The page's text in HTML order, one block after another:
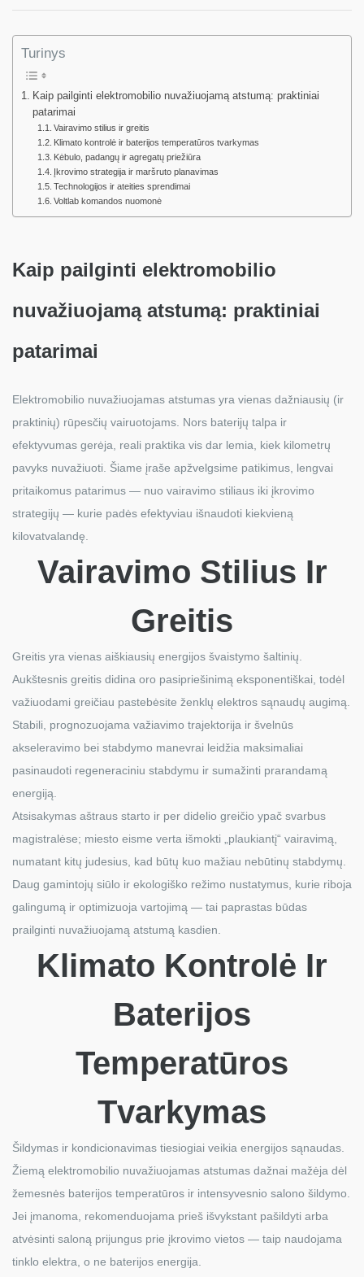
Turinys
Kaip pailginti elektromobilio nuvažiuojamą atstumą: praktiniai
patarimai
Vairavimo stilius ir greitis
Klimato kontrolė ir baterijos temperatūros tvarkymas
Kėbulo, padangų ir agregatų priežiūra
Įkrovimo strategija ir maršruto planavimas
Technologijos ir ateities sprendimai
Voltlab komandos nuomonė
Kaip pailginti elektromobilio
nuvažiuojamą atstumą: praktiniai
patarimai
Elektromobilio nuvažiuojamas atstumas yra vienas dažniausių (ir
praktinių) rūpesčių vairuotojams. Nors baterijų talpa ir
efektyvumas gerėja, reali praktika vis dar lemia, kiek kilometrų
pavyks nuvažiuoti. Šiame įraše apžvelgsime patikimus, lengvai
pritaikomus patarimus — nuo vairavimo stiliaus iki įkrovimo
strategijų — kurie padės efektyviau išnaudoti kiekvieną
kilovatvalandę.
Vairavimo Stilius Ir
Greitis
Greitis yra vienas aiškiausių energijos švaistymo šaltinių.
Aukštesnis greitis didina oro pasipriešinimą eksponentiškai, todėl
važiuodami greičiau pastebėsite ženklų elektros sąnaudų augimą.
Stabili, prognozuojama važiavimo trajektorija ir švelnūs
akseleravimo bei stabdymo manevrai leidžia maksimaliai
pasinaudoti regeneraciniu stabdymu ir sumažinti prarandamą
energiją.
Atsisakymas aštraus starto ir per didelio greičio ypač svarbus
magistralėse; miesto eisme verta išmokti „plaukiantį“ vairavimą,
numatant kitų judesius, kad būtų kuo mažiau nebūtinų stabdymų.
Daug gamintojų siūlo ir ekologiško režimo nustatymus, kurie riboja
galingumą ir optimizuoja vartojimą — tai paprastas būdas
prailginti nuvažiuojamą atstumą kasdien.
Klimato Kontrolė Ir
Baterijos
Temperatūros
Tvarkymas
Šildymas ir kondicionavimas tiesiogiai veikia energijos sąnaudas.
Žiemą elektromobilio nuvažiuojamas atstumas dažnai mažėja dėl
žemesnės baterijos temperatūros ir intensyvesnio salono šildymo.
Jei įmanoma, rekomenduojama prieš išvykstant pašildyti arba
atvėsinti saloną prijungus prie įkrovimo vietos — taip naudojama
tinklo elektra, o ne baterijos energija.